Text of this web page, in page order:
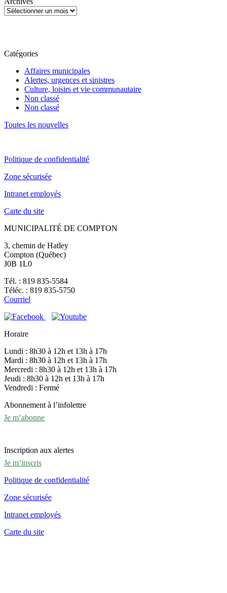
Catégories
Affaires municipales
Alertes, urgences et sinistres
Culture, loisirs et vie communautaire
Non classé
Non classé
Toutes les nouvelles
Politique de confidentialité
Zone sécurisée
Intranet employés
Carte du site
MUNICIPALITÉ DE COMPTON
3, chemin de Hatley
Compton (Québec)
J0B 1L0
Tél. : 819 835-5584
Téléc. : 819 835-5750
Courriel
Horaire
Lundi : 8h30 à 12h et 13h à 17h
Mardi : 8h30 à 12h et 13h à 17h
Mercredi : 8h30 à 12h et 13h à 17h
Jeudi : 8h30 à 12h et 13h à 17h
Vendredi : Fermé
Abonnement à l’infolettre
Je m’abonne
Inscription aux alertes
Je m’inscris
Politique de confidentialité
Zone sécurisée
Intranet employés
Carte du site